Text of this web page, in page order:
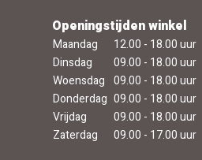
Openingstijden winkel
Maandag
12.00 - 18.00 uur
Dinsdag
09.00 - 18.00 uur
Woensdag 09.00 - 18.00 uur
Donderdag 09.00 - 18.00 uur
Vrijdag
09.00 - 18.00 uur
Zaterdag
09.00 - 17.00 uur